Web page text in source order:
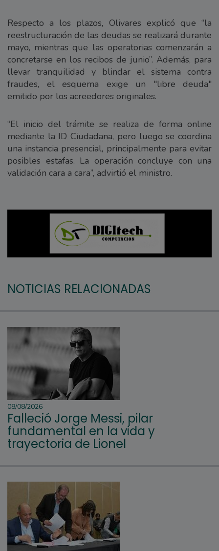
Respecto a los plazos, Olivares explicó que “la
reestructuración de las deudas se realizará durante
mayo, mientras que las operatorias comenzarán a
concretarse en los recibos de junio”. Además, para
llevar tranquilidad y blindar el sistema contra
fraudes, el esquema exige un "libre deuda"
emitido por los acreedores originales.
“El inicio del trámite se realiza de forma online
mediante la ID Ciudadana, pero luego se coordina
una instancia presencial, principalmente para evitar
posibles estafas. La operación concluye con una
validación cara a cara”, advirtió el ministro.
NOTICIAS RELACIONADAS
08/08/2026
Falleció Jorge Messi, pilar
fundamental en la vida y
trayectoria de Lionel